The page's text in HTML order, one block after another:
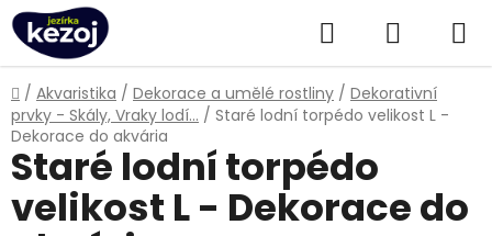
Přejít
na
obsah
Hledat
KOŠÍK
Domů
/ Akvaristika / Dekorace a umělé rostliny / Dekorativní
prvky - Skály, Vraky lodí... / Staré lodní torpédo velikost L -
Dekorace do akvária
Staré lodní torpédo
velikost L - Dekorace do